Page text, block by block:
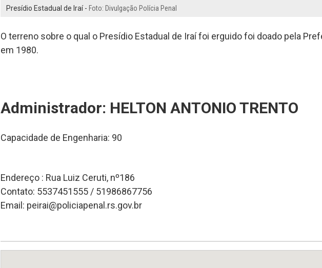
Presídio Estadual de Iraí - Foto: Divulgação Polícia Penal
O terreno sobre o qual o Presídio Estadual de Iraí foi erguido foi doado pela
em 1980.
Administrador: HELTON ANTONIO TRENTO
Capacidade de Engenharia: 90
Endereço : Rua Luiz Ceruti, nº186
Contato: 5537451555 / 51986867756
Email: peirai@policiapenal.rs.gov.br